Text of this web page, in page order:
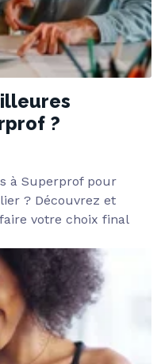
?
à Superprof pour
? Découvrez et
votre choix final